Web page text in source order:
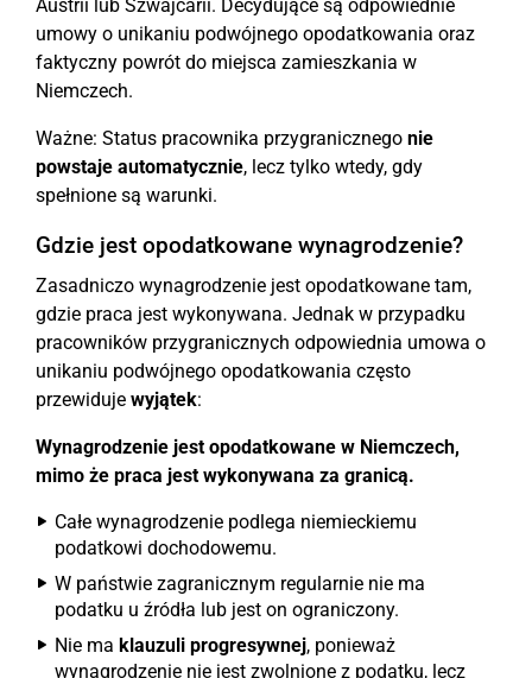
Austrii lub Szwajcarii. Decydujące są odpowiednie
umowy o unikaniu podwójnego opodatkowania oraz
faktyczny powrót do miejsca zamieszkania w
Niemczech.
Ważne: Status pracownika przygranicznego nie
powstaje automatycznie, lecz tylko wtedy, gdy
spełnione są warunki.
Gdzie jest opodatkowane wynagrodzenie?
Zasadniczo wynagrodzenie jest opodatkowane tam,
gdzie praca jest wykonywana. Jednak w przypadku
pracowników przygranicznych odpowiednia umowa o
unikaniu podwójnego opodatkowania często
przewiduje wyjątek:
Wynagrodzenie jest opodatkowane w Niemczech,
mimo że praca jest wykonywana za granicą.
Całe wynagrodzenie podlega niemieckiemu
podatkowi dochodowemu.
W państwie zagranicznym regularnie nie ma
podatku u źródła lub jest on ograniczony.
Nie ma klauzuli progresywnej, ponieważ
wynagrodzenie nie jest zwolnione z podatku, lecz